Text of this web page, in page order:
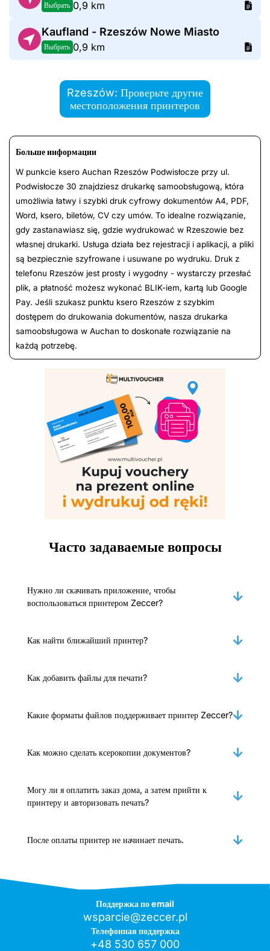
Выбрать 0,9 km
Kaufland - Rzeszów Nowe Miasto
Выбрать 0,9 km
Rzeszów: Проверьте другие
местоположения принтеров
Больше информации
W punkcie ksero Auchan Rzeszów Podwisłocze przy ul.
Podwisłocze 30 znajdziesz drukarkę samoobsługową, która
umożliwia łatwy i szybki druk cyfrowy dokumentów A4, PDF,
Word, ksero, biletów, CV czy umów. To idealne rozwiązanie,
gdy zastanawiasz się, gdzie wydrukować w Rzeszowie bez
własnej drukarki. Usługa działa bez rejestracji i aplikacji, a pliki
są bezpiecznie szyfrowane i usuwane po wydruku. Druk z
telefonu Rzeszów jest prosty i wygodny - wystarczy przesłać
plik, a płatność możesz wykonać BLIK-iem, kartą lub Google
Pay. Jeśli szukasz punktu ksero Rzeszów z szybkim
dostępem do drukowania dokumentów, nasza drukarka
samoobsługowa w Auchan to doskonałe rozwiązanie na
każdą potrzebę.
Часто задаваемые вопросы
Нужно ли скачивать приложение, чтобы
воспользоваться принтером Zeccer?
Как найти ближайший принтер?
Как добавить файлы для печати?
Какие форматы файлов поддерживает принтер Zeccer?
Как можно сделать ксерокопии документов?
Могу ли я оплатить заказ дома, а затем прийти к
принтеру и авторизовать печать?
После оплаты принтер не начинает печать.
Поддержка по email
wsparcie@zeccer.pl
Телефонная поддержка
+48 530 657 000